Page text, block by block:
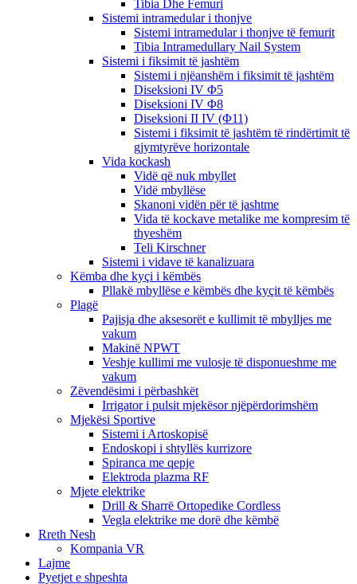
Tibia Dhe Femuri
Sistemi intramedular i thonjve
Sistemi intramedular i thonjve të femurit
Tibia Intramedullary Nail System
Sistemi i fiksimit të jashtëm
Sistemi i njëanshëm i fiksimit të jashtëm
Diseksioni IV Φ5
Diseksioni IV Φ8
Diseksioni II IV (Φ11)
Sistemi i fiksimit të jashtëm të rindërtimit të
gjymtyrëve horizontale
Vida kockash
Vidë që nuk mbyllet
Vidë mbyllëse
Skanoni vidën për të jashtme
Vida të kockave metalike me kompresim të
thyeshëm
Teli Kirschner
Sistemi i vidave të kanalizuara
Këmba dhe kyçi i këmbës
Pllakë mbyllëse e këmbës dhe kyçit të këmbës
Plagë
Pajisja dhe aksesorët e kullimit të mbylljes me
vakum
Makinë NPWT
Veshje kullimi me vulosje të disponueshme me
vakum
Zëvendësimi i përbashkët
Irrigator i pulsit mjekësor njëpërdorimshëm
Mjekësi Sportive
Sistemi i Artoskopisë
Endoskopi i shtyllës kurrizore
Spiranca me qepje
Elektroda plazma RF
Mjete elektrike
Drill & Sharrë Ortopedike Cordless
Vegla elektrike me dorë dhe këmbë
Rreth Nesh
Kompania VR
Lajme
Pyetjet e shpeshta